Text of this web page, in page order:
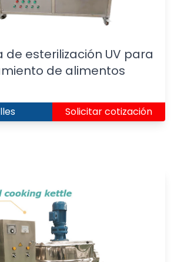
de esterilización UV para
de alimentos
Solicitar cotización